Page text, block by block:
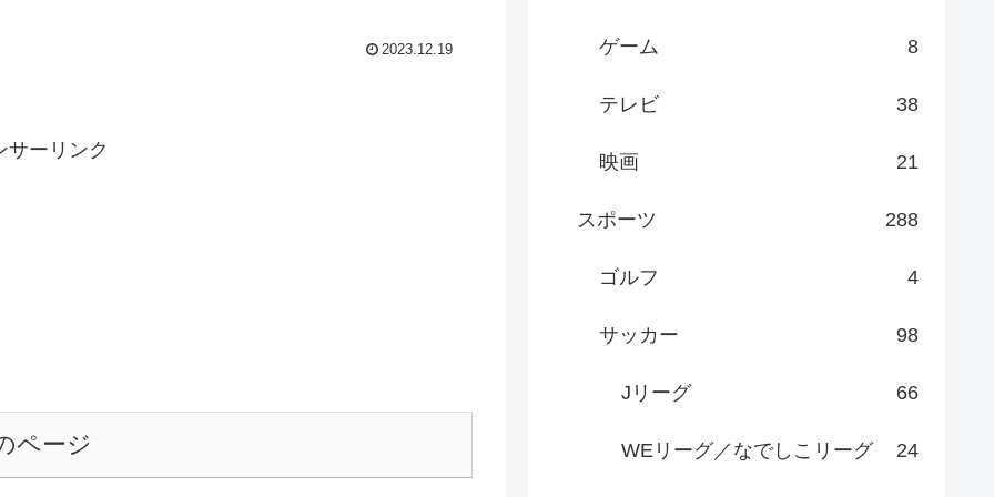
2023.12.19
サーリンク
ページ
ゲーム 8
テレビ 38
映画 21
スポーツ 288
ゴルフ 4
サッカー 98
Jリーグ 66
WEリーグ／なでしこリーグ 24